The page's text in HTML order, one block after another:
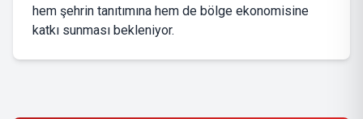
hem şehrin tanıtımına hem de bölge ekonomisine
katkı sunması bekleniyor.